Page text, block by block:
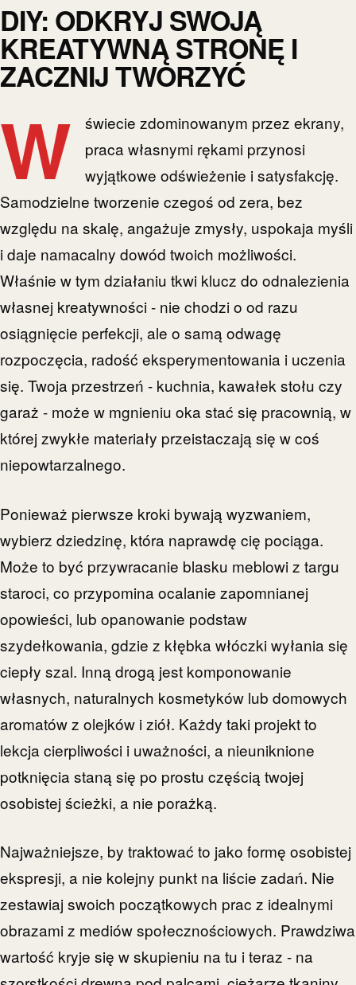
DIY: ODKRYJ SWOJĄ
KREATYWNĄ STRONĘ I
ZACZNIJ TWORZYĆ
W
świecie zdominowanym przez ekrany,
praca własnymi rękami przynosi
wyjątkowe odświeżenie i satysfakcję.
Samodzielne tworzenie czegoś od zera, bez
względu na skalę, angażuje zmysły, uspokaja myśli
i daje namacalny dowód twoich możliwości.
Właśnie w tym działaniu tkwi klucz do odnalezienia
własnej kreatywności - nie chodzi o od razu
osiągnięcie perfekcji, ale o samą odwagę
rozpoczęcia, radość eksperymentowania i uczenia
się. Twoja przestrzeń - kuchnia, kawałek stołu czy
garaż - może w mgnieniu oka stać się pracownią, w
której zwykłe materiały przeistaczają się w coś
niepowtarzalnego.
Ponieważ pierwsze kroki bywają wyzwaniem,
wybierz dziedzinę, która naprawdę cię pociąga.
Może to być przywracanie blasku meblowi z targu
staroci, co przypomina ocalanie zapomnianej
opowieści, lub opanowanie podstaw
szydełkowania, gdzie z kłębka włóczki wyłania się
ciepły szal. Inną drogą jest komponowanie
własnych, naturalnych kosmetyków lub domowych
aromatów z olejków i ziół. Każdy taki projekt to
lekcja cierpliwości i uważności, a nieuniknione
potknięcia staną się po prostu częścią twojej
osobistej ścieżki, a nie porażką.
Najważniejsze, by traktować to jako formę osobistej
ekspresji, a nie kolejny punkt na liście zadań. Nie
zestawiaj swoich początkowych prac z idealnymi
obrazami z mediów społecznościowych. Prawdziwa
wartość kryje się w skupieniu na tu i teraz - na